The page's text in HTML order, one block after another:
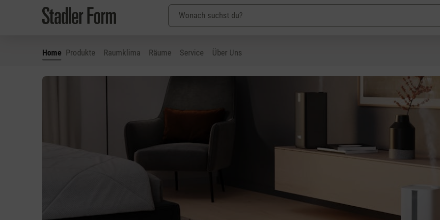
Hauptinhalt springen
Zur Suche springen
Zur Hauptnavigation springen
Home Produkte Raumklima Räume Service Über Uns